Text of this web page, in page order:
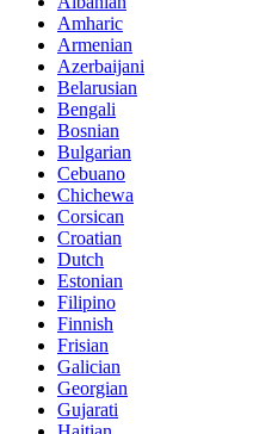
Amharic
Armenian
Azerbaijani
Belarusian
Bengali
Bosnian
Bulgarian
Cebuano
Chichewa
Corsican
Croatian
Dutch
Estonian
Filipino
Finnish
Frisian
Galician
Georgian
Gujarati